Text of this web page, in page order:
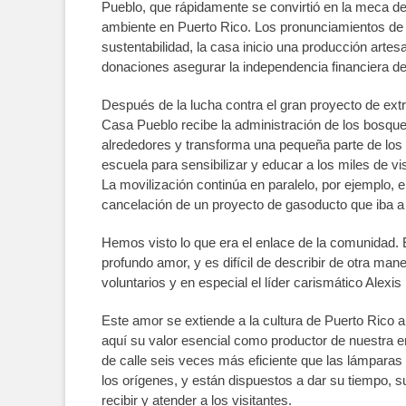
Pueblo, que rápidamente se convirtió en la meca
ambiente en Puerto Rico. Los pronunciamientos
sustentabilidad, la casa inicio una producción
donaciones asegurar la independencia financiera
Después de la lucha contra el gran proyecto de
Casa Pueblo recibe la administración de los
alrededores y transforma una pequeña parte de
escuela para sensibilizar y educar a los miles de
La movilización continúa en paralelo, por ejemplo,
cancelación de un proyecto de gasoducto que iba
Hemos visto lo que era el enlace de la comunidad.
profundo amor, y es difícil de describir de otra
voluntarios y en especial el líder carismático Alexis
Este amor se extiende a la cultura de Puerto Rico
aquí su valor esencial como productor de nuestra
de calle seis veces más eficiente que las
los orígenes, y están dispuestos a dar su tiempo,
recibir y atender a los visitantes.